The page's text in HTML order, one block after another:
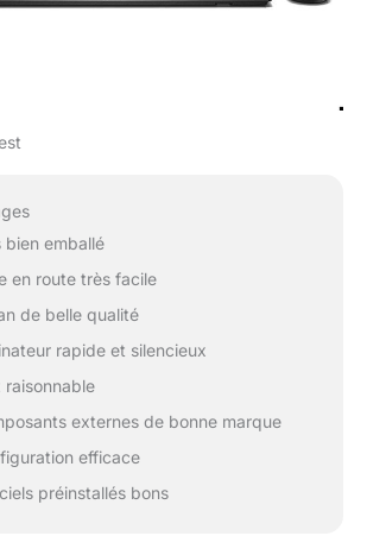
bien emballé
en route très facile
de belle qualité
rapide et silencieux
raisonnable
externes de bonne marque
efficace
préinstallés bons